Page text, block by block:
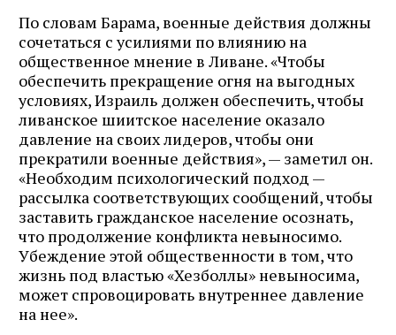
По словам Барама, военные действия должны
сочетаться с усилиями по влиянию на
общественное мнение в Ливане. «Чтобы
обеспечить прекращение огня на выгодных
условиях, Израиль должен обеспечить, чтобы
ливанское шиитское население оказало
давление на своих лидеров, чтобы они
прекратили военные действия», — заметил он.
«Необходим психологический подход —
рассылка соответствующих сообщений, чтобы
заставить гражданское население осознать,
что продолжение конфликта невыносимо.
Убеждение этой общественности в том, что
жизнь под властью «Хезболлы» невыносима,
может спровоцировать внутреннее давление
на нее».